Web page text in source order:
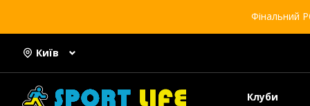
Фінальний
Київ
Клуби